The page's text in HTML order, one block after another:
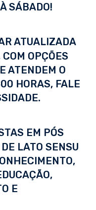
SÁBADO!
ATUALIZADA
OPÇÕES
ATENDEM O
HORAS, FALE
EM PÓS
LATO SENSU
E